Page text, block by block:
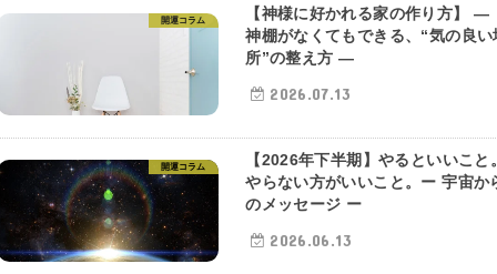
開運コラム
【神様に好かれる家の作り方】 ―
神棚がなくてもできる、“気の良い
所”の整え方 ―
2026.07.13
開運コラム
【2026年下半期】やるといいこと
やらない方がいいこと。ー 宇宙か
のメッセージ ー
2026.06.13